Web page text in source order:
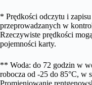
* Prędkości odczytu i
przeprowadzanych w
Rzeczywiste prędkości
pojemności karty.
** Woda: do 72 godzin w
robocza od -25 do 85°C, w
Promieniowanie